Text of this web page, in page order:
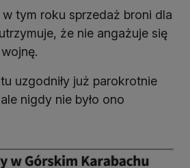
w tym roku sprzedaż broni dla
że nie angażuje się
uzgodniły już parokrotnie
nigdy nie było ono